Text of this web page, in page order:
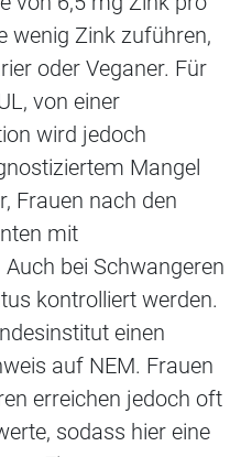
wenig Zink zuführen,
oder Veganer. Für
von einer
wird jedoch
Mangel
Frauen nach den
mit
bei Schwangeren
kontrolliert werden.
einen
auf NEM. Frauen
erreichen jedoch oft
sodass hier eine